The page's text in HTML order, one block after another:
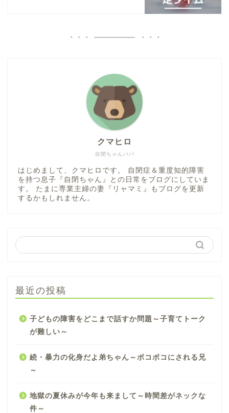
自閉ちゃんパパ
クマヒロ
はじめまして、クマヒロです。 自閉症＆重度知的障害
を持つ息子『自閉ちゃん』との日常をブログにしていま
す。 たまに専業主婦の妻『リャマミ』もブログを更新
するかもしれません。
最近の投稿
子どもの障害をどこまで話すか問題～子育てトーク
が難しい～
続・暴力の化身だよ弟ちゃん～ボコボコにされる兄
～
地獄の夏休みが今年も来まして～時間差がネックな
件～